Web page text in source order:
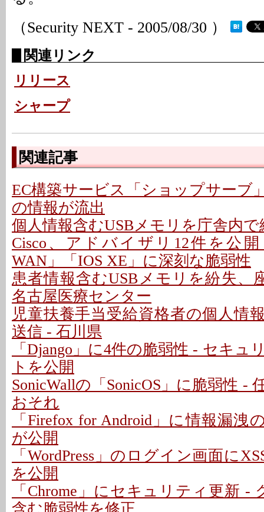
（Security NEXT - 2005/08/30 ）
関連リンク
リリース
シャープ
関連記事
EC構築サービス「ショップサーブ
の情報が流出
個人情報含むUSBメモリを庁舎内で
Cisco、アドバイザリ12件を公開
WAN」「IOS XE」に深刻な脆弱性
患者情報含むUSBメモリを紛失、
名古屋医療センター
児童扶養手当受給資格者の個人情
送信 - 石川県
「Django」に4件の脆弱性 - セキュ
トを公開
SonicWallの「SonicOS」に脆弱性 -
おそれ
「Firefox for Android」に情報漏洩
が公開
「WordPress」のログイン画面に
を公開
「Chrome」にセキュリティ更新 -